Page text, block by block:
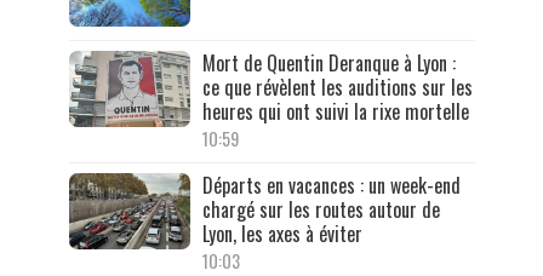
Mort de Quentin Deranque à Lyon :
ce que révèlent les auditions sur les
heures qui ont suivi la rixe mortelle
10:59
Départs en vacances : un week-end
chargé sur les routes autour de
Lyon, les axes à éviter
10:03